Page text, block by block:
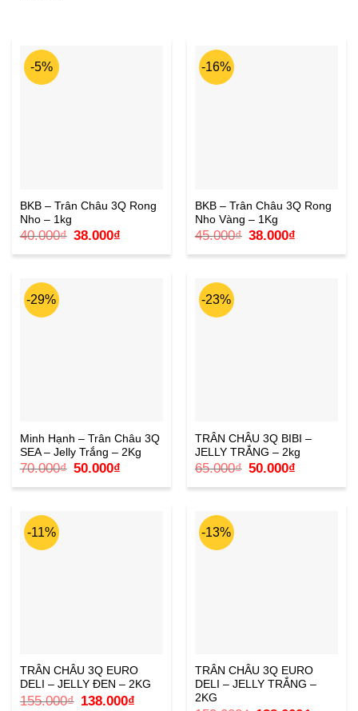
-5%
BKB – Trân Châu 3Q Rong
Nho – 1kg
40.000₫ Giá
gốc
là:
38.000₫Giá
tại
-16%
BKB – Trân Châu 3Q Rong
Nho Vàng – 1Kg
45.000₫ Giá
gốc
là:
38.000₫Giá
tại
-29%
Minh Hạnh – Trân Châu 3Q
SEA – Jelly Trắng – 2Kg
70.000₫
Giá
gốc
là:
50.000₫Giá
tại
-23%
TRÂN CHÂU 3Q BIBI –
JELLY TRẮNG – 2kg
65.000₫
Giá
gốc
là:
50.000₫Giá
tại
-11%
TRÂN CHÂU 3Q EURO
DELI – JELLY ĐEN – 2KG
155.000₫
Giá
138.000₫Giá
-13%
TRÂN CHÂU 3Q EURO
DELI – JELLY TRẮNG –
2KG